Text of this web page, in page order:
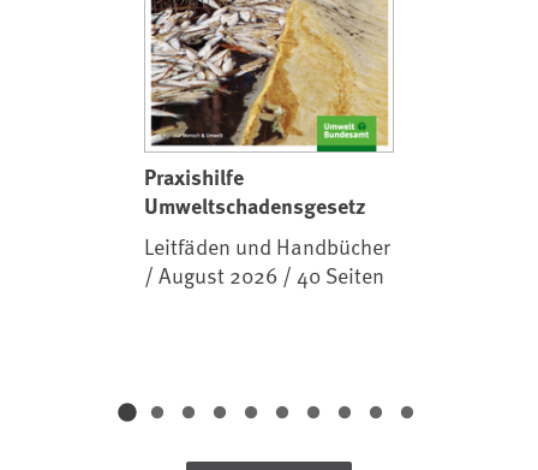
Praxishilfe
Umweltschadensgesetz
Leitfäden und Handbücher
/ August 2026 / 40 Seiten